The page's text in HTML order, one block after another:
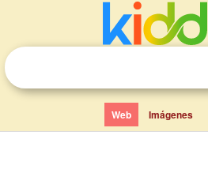
Web Imágenes